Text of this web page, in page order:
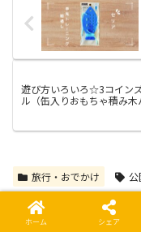
遊び方いろいろ☆3コイン
ル（缶入りおもちゃ積み木
旅行・おでかけ 公
ホーム シェア